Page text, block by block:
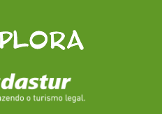
grandes
e a
o
entrar no seu
Calafate tem
para te receber
ano.